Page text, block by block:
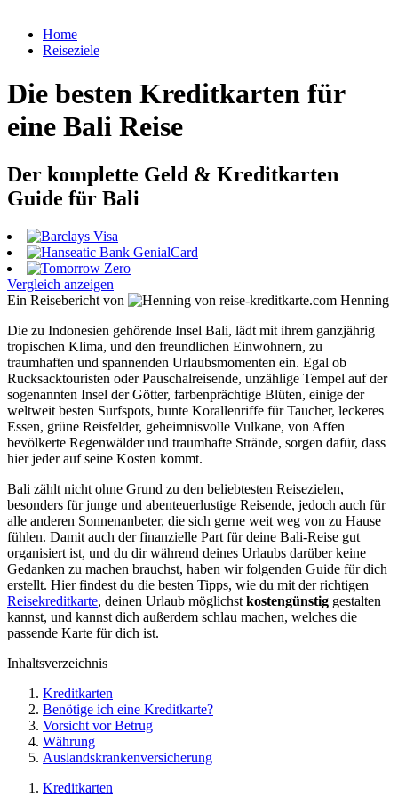
Home
Reiseziele
Die besten Kreditkarten für
eine Bali Reise
Der komplette Geld & Kreditkarten
Guide für Bali
Vergleich anzeigen
Ein Reisebericht von
Henning
Die zu Indonesien gehörende Insel Bali, lädt mit ihrem ganzjährig
tropischen Klima, und den freundlichen Einwohnern, zu
traumhaften und spannenden Urlaubsmomenten ein. Egal ob
Rucksacktouristen oder Pauschalreisende, unzählige Tempel auf der
sogenannten Insel der Götter, farbenprächtige Blüten, einige der
weltweit besten Surfspots, bunte Korallenriffe für Taucher, leckeres
Essen, grüne Reisfelder, geheimnisvolle Vulkane, von Affen
bevölkerte Regenwälder und traumhafte Strände, sorgen dafür, dass
hier jeder auf seine Kosten kommt.
Bali zählt nicht ohne Grund zu den beliebtesten Reisezielen,
besonders für junge und abenteuerlustige Reisende, jedoch auch für
alle anderen Sonnenanbeter, die sich gerne weit weg von zu Hause
fühlen. Damit auch der finanzielle Part für deine Bali-Reise gut
organisiert ist, und du dir während deines Urlaubs darüber keine
Gedanken zu machen brauchst, haben wir folgenden Guide für dich
erstellt. Hier findest du die besten Tipps, wie du mit der richtigen
Reisekreditkarte, deinen Urlaub möglichst kostengünstig gestalten
kannst, und kannst dich außerdem schlau machen, welches die
passende Karte für dich ist.
Inhaltsverzeichnis
Kreditkarten
Benötige ich eine Kreditkarte?
Vorsicht vor Betrug
Währung
Auslandskrankenversicherung
Kreditkarten